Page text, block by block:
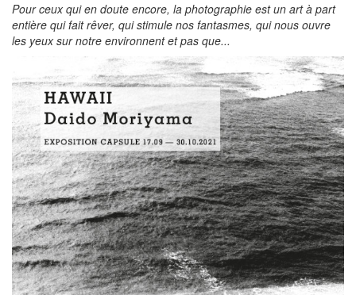
Pour ceux qui en doute encore, la photographie est un art à part
entière qui fait rêver, qui stimule nos fantasmes, qui nous ouvre
les yeux sur notre environnent et pas que...